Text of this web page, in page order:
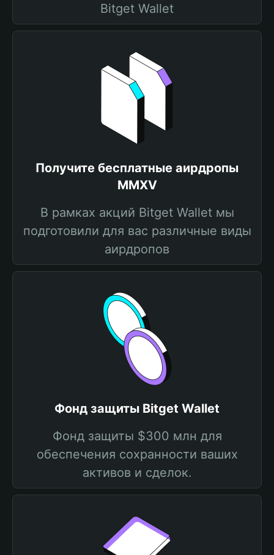
Bitget Wallet
Получите бесплатные аирдропы
MMXV
В рамках акций Bitget Wallet мы
подготовили для вас различные виды
аирдропов
Фонд защиты Bitget Wallet
Фонд защиты $300 млн для
обеспечения сохранности ваших
активов и сделок.